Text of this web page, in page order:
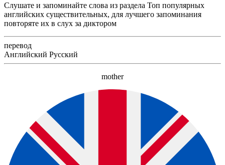
Слушате и запоминайте слова из раздела Топ популярных
английских существительных, для лучшего запоминания
повторяте их в слух за диктором
перевод
Английский Русский
mother